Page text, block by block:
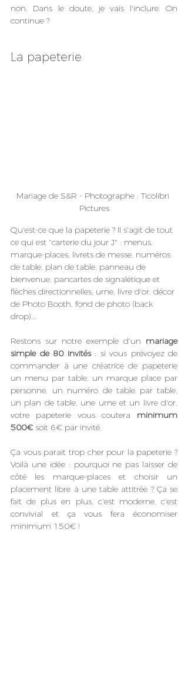
non. Dans le doute, je vais l'inclure. On
continue ?
La papeterie
Mariage de S&R - Photographe : Ticolibri
Pictures
Qu'est-ce que la papeterie ? Il s'agit de tout
ce qui est "carterie du jour J" : menus,
marque-places, livrets de messe, numéros
de table, plan de table, panneau de
bienvenue, pancartes de signalétique et
flèches directionnelles, urne, livre d'or, décor
de Photo Booth, fond de photo (back
drop)...
Restons sur notre exemple d'un mariage
simple de 80 invités : si vous prévoyez de
commander à une créatrice de papeterie
un menu par table, un marque place par
personne, un numéro de table par table,
un plan de table, une urne et un livre d'or,
votre papeterie vous coutera minimum
500€ soit 6€ par invité.
Ça vous parait trop cher pour la papeterie ?
Voilà une idée : pourquoi ne pas laisser de
côté les marque-places et choisir un
placement libre à une table attitrée ? Ça se
fait de plus en plus, c'est moderne, c'est
convivial et ça vous fera économiser
minimum 150€ !